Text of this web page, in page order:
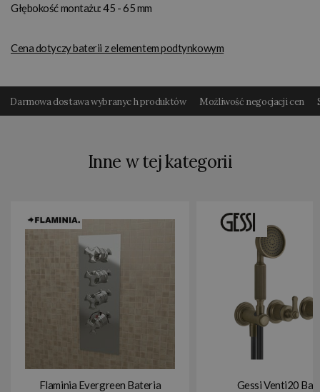
Głębokość montażu: 45 - 65 mm
Cena dotyczy baterii z elementem podtynkowym
Darmowa dostawa wybranyc h produktów Możliwość negocjacji cen
Inne w tej kategorii
Flaminia Evergreen Bateria
Gessi Venti20